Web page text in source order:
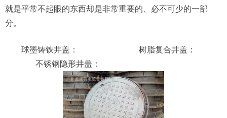
就是平常不起眼的东西却是非常重要的、必不可少的一部
分。
球墨铸铁井盖： 树脂复合井盖：
不锈钢隐形井盖：